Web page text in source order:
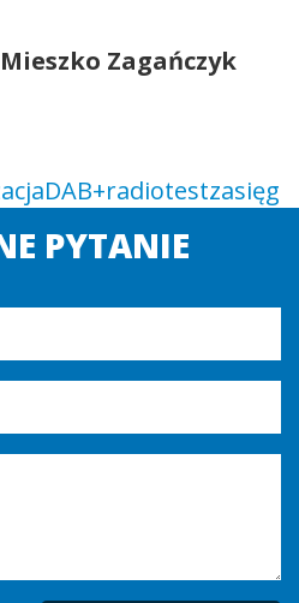
Mieszko Zagańczyk
DAB+radiotestzasięg
PYTANIE